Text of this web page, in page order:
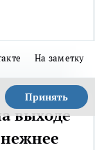
На заметку
Принять
выходе